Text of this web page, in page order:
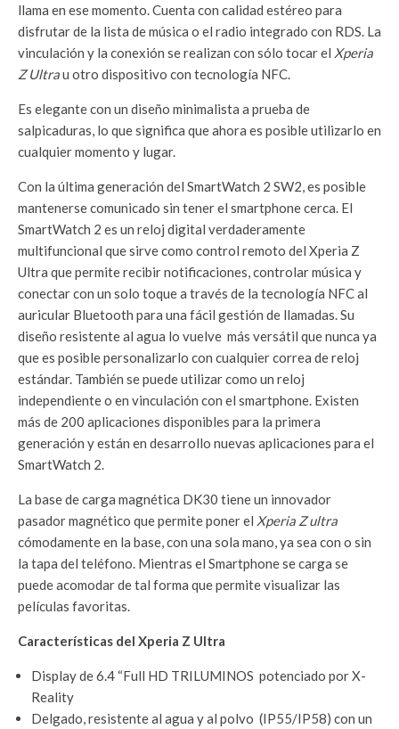
llama en ese momento. Cuenta con calidad estéreo para
disfrutar de la lista de música o el radio integrado con RDS. La
vinculación y la conexión se realizan con sólo tocar el Xperia
Z Ultrau otro dispositivo con tecnología NFC.
Es elegante con un diseño minimalista a prueba de
salpicaduras, lo que significa que ahora es posible utilizarlo en
cualquier momento y lugar.
Con la última generación del SmartWatch 2 SW2, es posible
mantenerse comunicado sin tener el smartphone cerca. El
SmartWatch 2 es un reloj digital verdaderamente
multifuncional que sirve como control remoto del Xperia Z
Ultra que permite recibir notificaciones, controlar música y
conectar con un solo toque a través de la tecnología NFC al
auricular Bluetooth para una fácil gestión de llamadas. Su
diseño resistente al agua lo vuelve más versátil que nunca ya
que es posible personalizarlo con cualquier correa de reloj
estándar. También se puede utilizar como un reloj
independiente o en vinculación con el smartphone. Existen
más de 200 aplicaciones disponibles para la primera
generación y están en desarrollo nuevas aplicaciones para el
SmartWatch 2.
La base de carga magnética DK30 tiene un innovador
pasador magnético que permite poner el Xperia Z ultra
cómodamente en la base, con una sola mano, ya sea con o sin
la tapa del teléfono. Mientras el Smartphone se carga se
puede acomodar de tal forma que permite visualizar las
películas favoritas.
Características del Xperia Z Ultra
Display de 6.4 “Full HD TRILUMINOS potenciado por X-
Reality
Delgado, resistente al agua y al polvo (IP55/IP58) con un